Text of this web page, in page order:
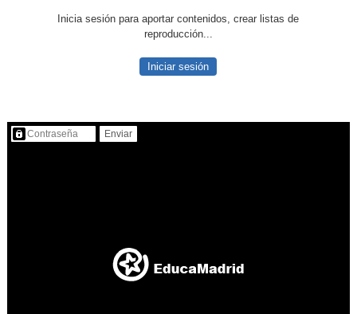
Inicia sesión para aportar contenidos, crear listas de
reproducción...
Iniciar sesión
Contenido protegido…